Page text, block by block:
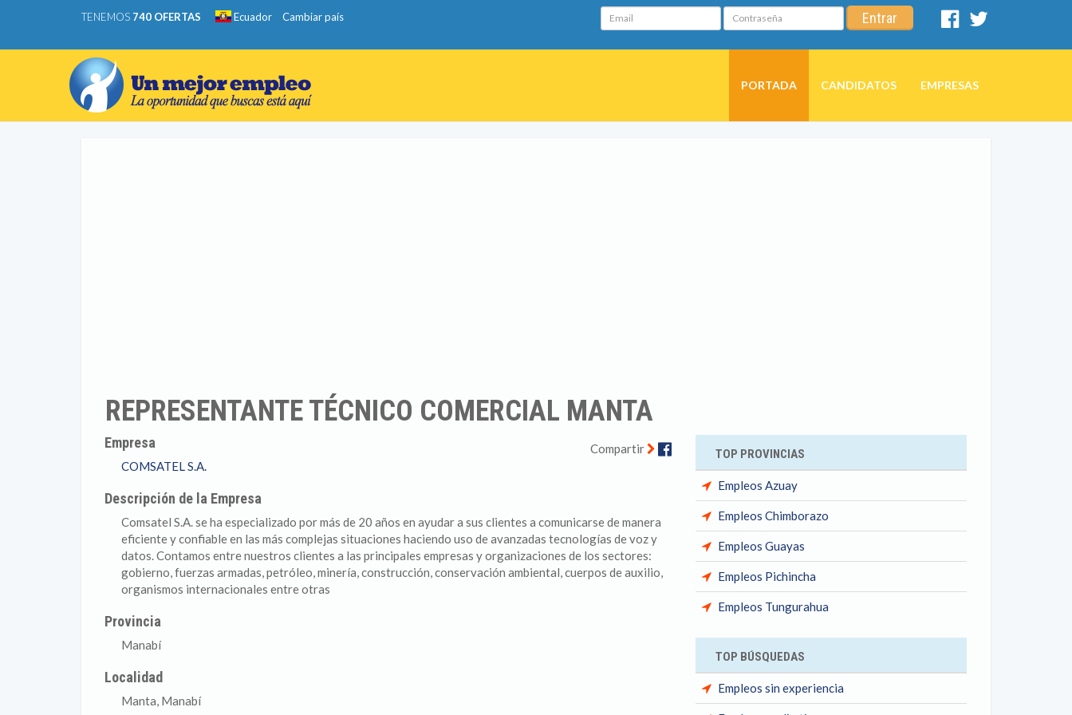
TENEMOS 740 OFERTAS Ecuador Cambiar país Email Contraseña Entrar
Facebook
PORTADA CANDIDATOS EMPRESAS
REPRESENTANTE TÉCNICO COMERCIAL MANTA
Compartir Facebook
Empresa
COMSATEL S.A.
Descripción de la Empresa
Comsatel S.A. se ha especializado por más de 20 años en ayudar a sus clientes a comunicarse de manera
eficiente y confiable en las más complejas situaciones haciendo uso de avanzadas tecnologías de voz y
datos. Contamos entre nuestros clientes a las principales empresas y organizaciones de los sectores:
gobierno, fuerzas armadas, petróleo, minería, construcción, conservación ambiental, cuerpos de auxilio,
organismos internacionales entre otras
Provincia
Manabí
Localidad
Manta, Manabí
TOP PROVINCIAS
Empleos Azuay
Empleos Chimborazo
Empleos Guayas
Empleos Pichincha
Empleos Tungurahua
TOP BÚSQUEDAS
Empleos sin experiencia